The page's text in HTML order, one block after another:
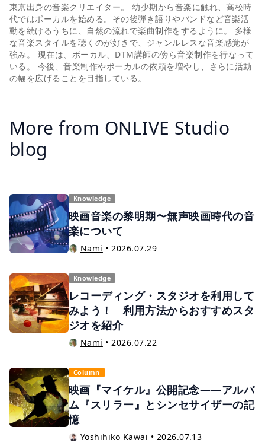
東京出身の音楽クリエイター。 幼少期から音楽に触れ、高校時
代ではボーカルを始める。その後弾き語りやバンドなど音楽活
動を続けるうちに、自然の流れで楽曲制作をするように。 多様
な音楽スタイルを聴くのが好きで、ジャンルレスな音楽感覚が
強み。 現在は、ボーカル、DTM講師の傍ら音楽制作を行なって
いる。 今後、音楽制作やボーカルの依頼を増やし、さらに活動
の幅を広げることを目指している。
More from ONLIVE Studio
blog
Knowledge
映画音楽の黎明期〜無声映画時代の音
楽について
Nami • 2026.07.29
Knowledge
レコーディング・スタジオを利用して
みよう！ 利用方法からおすすめスタ
ジオを紹介
Nami • 2026.07.22
Column
映画『マイケル』公開記念——アルバ
ム『スリラー』とシンセサイザーの記
憶
Yoshihiko Kawai • 2026.07.13